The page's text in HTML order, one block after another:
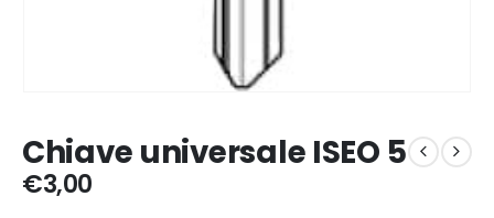
Chiave universale ISEO 5
€3,00